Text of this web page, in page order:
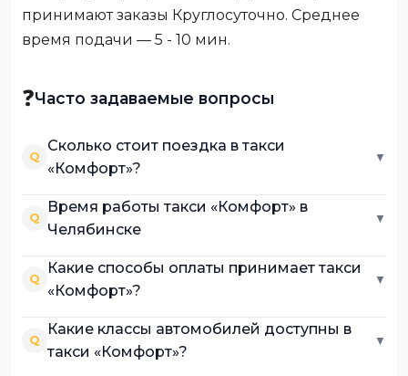
принимают заказы Круглосуточно. Среднее
время подачи — 5 - 10 мин.
❓Часто задаваемые вопросы
Q
Сколько стоит поездка в такси
«Комфорт»?
▼
Q
Время работы такси «Комфорт» в
Челябинске
▼
Q
Какие способы оплаты принимает такси
«Комфорт»?
▼
Q
Какие классы автомобилей доступны в
такси «Комфорт»?
▼